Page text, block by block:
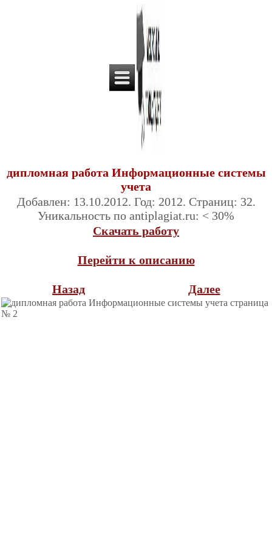
дипломная работа Информационные системы
учета
Добавлен: 13.10.2012. Год: 2012. Страниц: 32.
Уникальность по antiplagiat.ru: < 30%
Скачать работу
Перейти к описанию
Назад Далее